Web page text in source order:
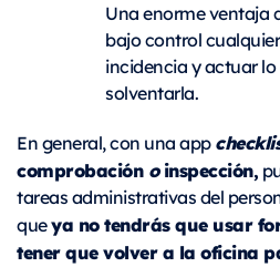
Una enorme ventaja
bajo control
incidencia y actuar
solventarla.
En general, con una app
comprobación oinspección,
tareas administrativas del
queya no tendrás que usar
tener que volver a la oficina